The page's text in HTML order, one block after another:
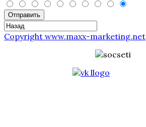
Отправить
Copyright www.maxx-marketing.net